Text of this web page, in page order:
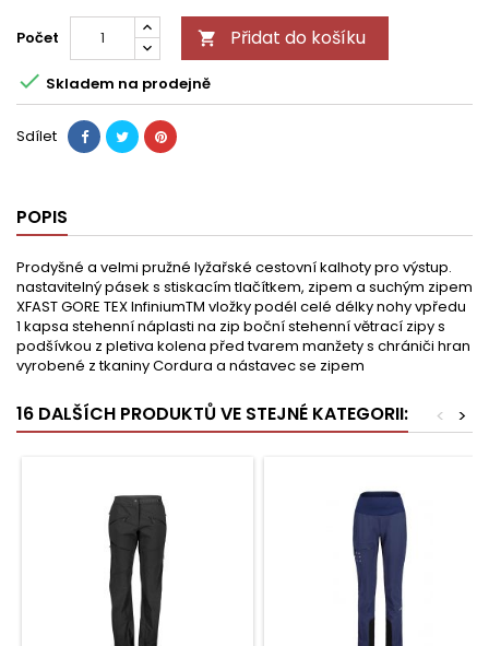
Počet  Přidat do košíku
 Skladem na prodejně
Sdílet
POPIS
Prodyšné a velmi pružné lyžařské cestovní kalhoty pro výstup.
nastavitelný pásek s stiskacím tlačítkem, zipem a suchým zipem
XFAST GORE TEX InfiniumTM vložky podél celé délky nohy vpředu
1 kapsa stehenní náplasti na zip boční stehenní větrací zipy s
podšívkou z pletiva kolena před tvarem manžety s chrániči hran
vyrobené z tkaniny Cordura a nástavec se zipem
16 DALŠÍCH PRODUKTŮ VE STEJNÉ KATEGORII: >
<